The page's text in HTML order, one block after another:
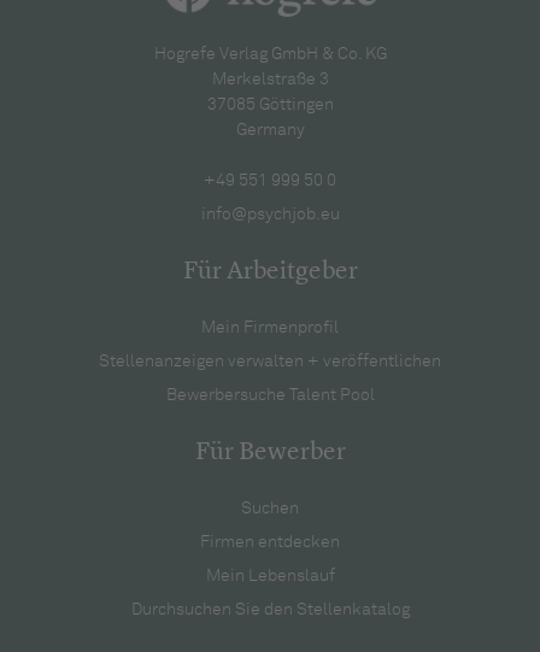
Hogrefe Verlag GmbH & Co. KG
Merkelstraße 3
37085 Göttingen
Germany
+49 551 999 50 0
info@psychjob.eu
Für Arbeitgeber
Mein Firmenprofil
Stellenanzeigen verwalten + veröffentlichen
Bewerbersuche Talent Pool
Für Bewerber
Suchen
Firmen entdecken
Mein Lebenslauf
Durchsuchen Sie den Stellenkatalog